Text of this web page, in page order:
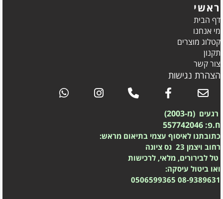
ראשי
דף הבית
מי אנחנו
קטלוג מוצרים
תקנון
צור קשר
הצהרת נגישות
רגעים (מ-2003)
ח.פ: 557742046
כתובתנו לאיסוף עצמי בתיאום מראש:
רחוב ויצמן 23 נס ציונה
טל לבירורים, מלאי, לרכישות
ואו ביטול עיסקה:
08-9389631
0506599365